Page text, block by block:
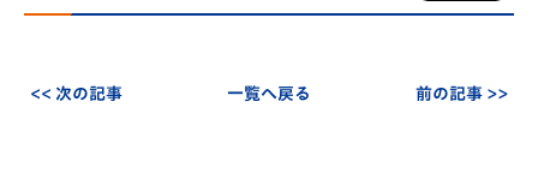
<< 次の記事 一覧へ戻る 前の記事 >>